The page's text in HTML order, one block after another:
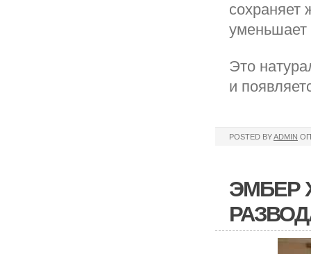
сохраняет
уменьшает
Это
и
POSTED BYADMIN
ЭМБЕР